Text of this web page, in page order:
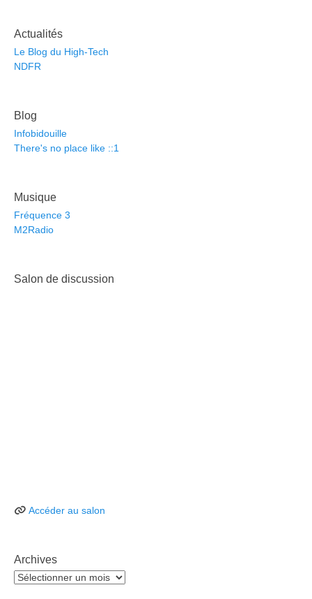
Actualités
Le Blog du High-Tech
NDFR
Blog
Infobidouille
There's no place like ::1
Musique
Fréquence 3
M2Radio
Salon de discussion
Accéder au salon
Archives
Archives